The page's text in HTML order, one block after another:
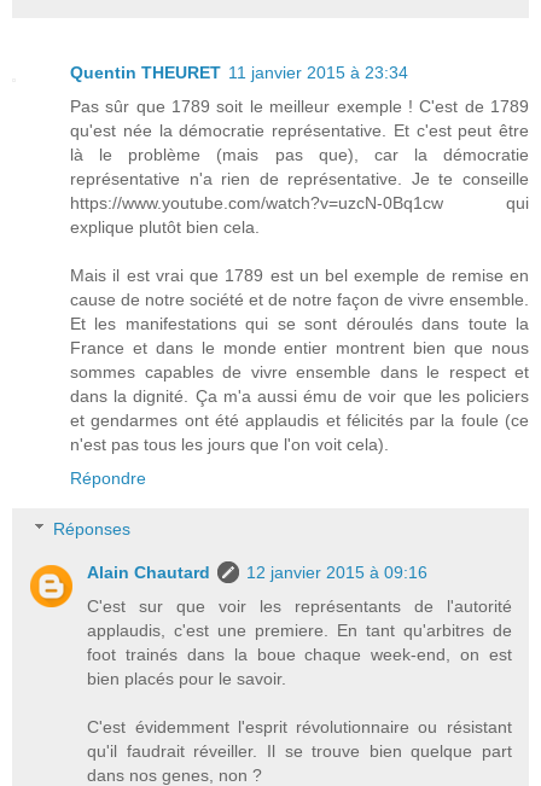
Quentin THEURET 11 janvier 2015 à 23:34
Pas sûr que 1789 soit le meilleur exemple ! C'est de 1789
qu'est née la démocratie représentative. Et c'est peut être
là le problème (mais pas que), car la démocratie
représentative n'a rien de représentative. Je te conseille
https://www.youtube.com/watch?v=uzcN-0Bq1cw qui
explique plutôt bien cela.
Mais il est vrai que 1789 est un bel exemple de remise en
cause de notre société et de notre façon de vivre ensemble.
Et les manifestations qui se sont déroulés dans toute la
France et dans le monde entier montrent bien que nous
sommes capables de vivre ensemble dans le respect et
dans la dignité. Ça m'a aussi ému de voir que les policiers
et gendarmes ont été applaudis et félicités par la foule (ce
n'est pas tous les jours que l'on voit cela).
Répondre
Réponses
Alain Chautard
12 janvier 2015 à 09:16
C'est sur que voir les représentants de l'autorité
applaudis, c'est une premiere. En tant qu'arbitres de
foot trainés dans la boue chaque week-end, on est
bien placés pour le savoir.
C'est évidemment l'esprit révolutionnaire ou résistant
qu'il faudrait réveiller. Il se trouve bien quelque part
dans nos genes, non ?